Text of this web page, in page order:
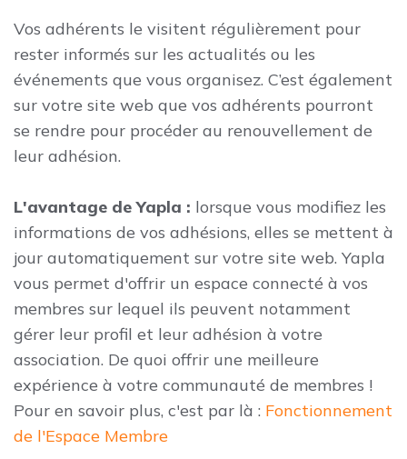
Vos adhérents le visitent régulièrement pour
rester informés sur les actualités ou les
événements que vous organisez. C’est également
sur votre site web que vos adhérents pourront
se rendre pour procéder au renouvellement de
leur adhésion.
L'avantage de Yapla : lorsque vous modifiez les
informations de vos adhésions, elles se mettent à
jour automatiquement sur votre site web. Yapla
vous permet d'offrir un espace connecté à vos
membres sur lequel ils peuvent notamment
gérer leur profil et leur adhésion à votre
association. De quoi offrir une meilleure
expérience à votre communauté de membres !
Pour en savoir plus, c'est par là : Fonctionnement
de l'Espace Membre